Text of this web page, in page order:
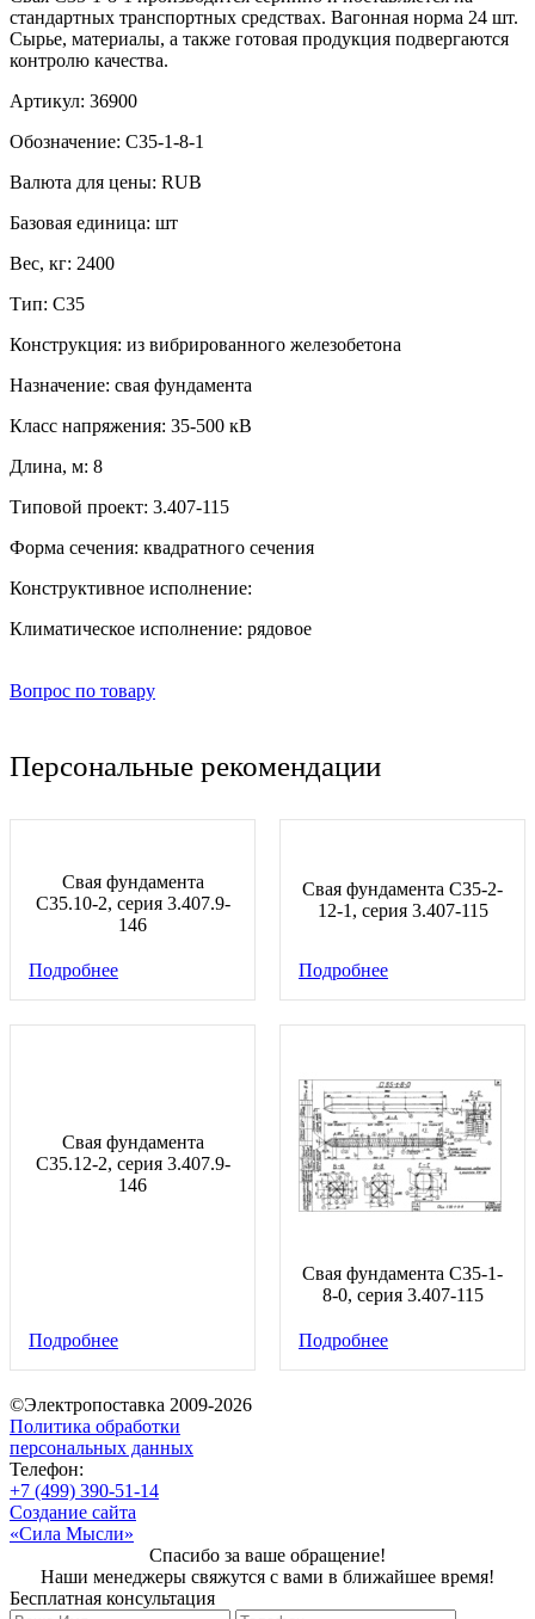
стандартных транспортных средствах. Вагонная норма 24 шт.
Сырье, материалы, а также готовая продукция подвергаются
контролю качества.
Артикул: 36900
Обозначение: С35-1-8-1
Валюта для цены: RUB
Базовая единица: шт
Вес, кг: 2400
Тип: С35
Конструкция: из вибрированного железобетона
Назначение: свая фундамента
Класс напряжения: 35-500 кВ
Длина, м: 8
Типовой проект: 3.407-115
Форма сечения: квадратного сечения
Конструктивное исполнение:
Климатическое исполнение: рядовое
Вопрос по товару
Персональные рекомендации
Свая фундамента
С35.10-2, серия 3.407.9-
146
Подробнее
Свая фундамента С35-2-
12-1, серия 3.407-115
Подробнее
Свая фундамента
С35.12-2, серия 3.407.9-
146
Подробнее
Свая фундамента С35-1-
8-0, серия 3.407-115
Подробнее
©Электропоставка 2009-2026
Политика обработки
персональных данных
Телефон:
+7 (499) 390-51-14
Создание сайта
«Сила Мысли»
Спасибо за ваше обращение!
Наши менеджеры свяжутся с вами в ближайшее время!
Бесплатная консультация